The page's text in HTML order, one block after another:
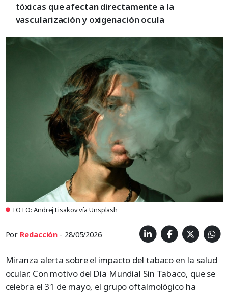
tóxicas que afectan directamente a la
vascularización y oxigenación ocula
FOTO: Andrej Lisakov vía Unsplash
Por Redacción - 28/05/2026
Miranza alerta sobre el impacto del tabaco en la salud
ocular. Con motivo del Día Mundial Sin Tabaco, que se
celebra el 31 de mayo, el grupo oftalmológico ha